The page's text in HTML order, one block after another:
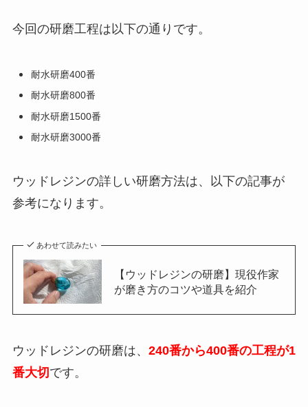
今回の研磨工程は以下の通りです。
耐水研磨400番
耐水研磨800番
耐水研磨1500番
耐水研磨3000番
ウッドレジンの詳しい研磨方法は、以下の記事が
参考になります。
あわせて読みたい
【ウッドレジンの研磨】現役作家
が磨き方のコツや道具を紹介
ウッドレジンの研磨は、 240番から400番の工程が1
番大切です。